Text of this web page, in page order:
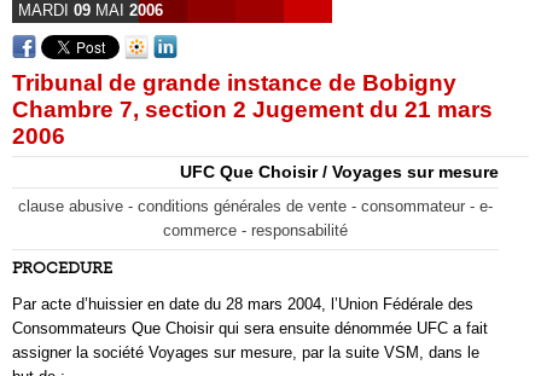
MARDI 09 MAI 2006
Tribunal de grande instance de Bobigny
Chambre 7, section 2 Jugement du 21 mars
2006
UFC Que Choisir / Voyages sur mesure
clause abusive - conditions générales de vente - consommateur - e-
commerce - responsabilité
PROCEDURE
Par acte d’huissier en date du 28 mars 2004, l’Union Fédérale des
Consommateurs Que Choisir qui sera ensuite dénommée UFC a fait
assigner la société Voyages sur mesure, par la suite VSM, dans le